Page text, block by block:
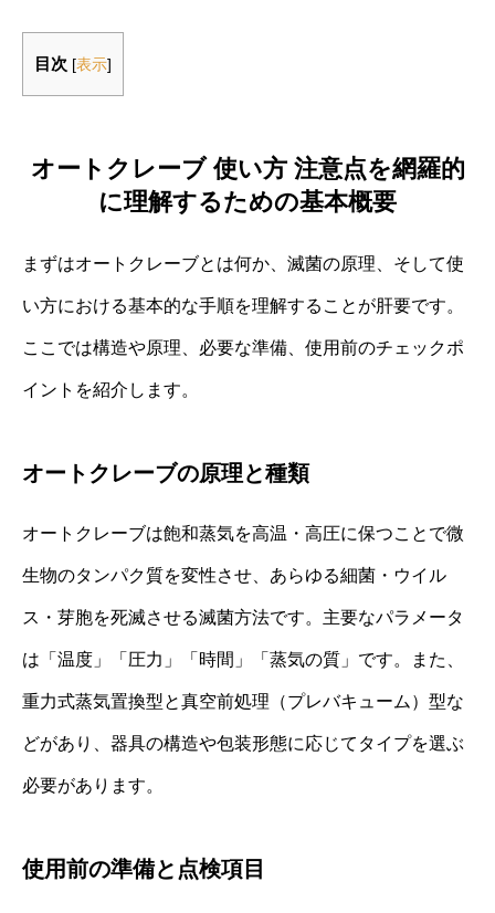
目次 [表示]
オートクレーブ 使い方 注意点を網羅的
に理解するための基本概要
まずはオートクレーブとは何か、滅菌の原理、そして使
い方における基本的な手順を理解することが肝要です。
ここでは構造や原理、必要な準備、使用前のチェックポ
イントを紹介します。
オートクレーブの原理と種類
オートクレーブは飽和蒸気を高温・高圧に保つことで微
生物のタンパク質を変性させ、あらゆる細菌・ウイル
ス・芽胞を死滅させる滅菌方法です。主要なパラメータ
は「温度」「圧力」「時間」「蒸気の質」です。また、
重力式蒸気置換型と真空前処理（プレバキューム）型な
どがあり、器具の構造や包装形態に応じてタイプを選ぶ
必要があります。
使用前の準備と点検項目